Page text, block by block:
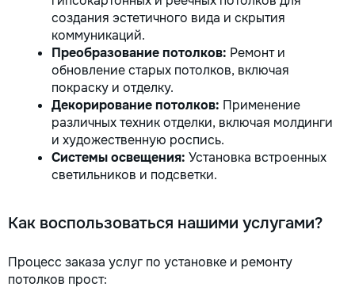
создания эстетичного вида и скрытия
коммуникаций.
Преобразование потолков: Ремонт и
обновление старых потолков, включая
покраску и отделку.
Декорирование потолков: Применение
различных техник отделки, включая молдинги
и художественную роспись.
Системы освещения: Установка встроенных
светильников и подсветки.
Как воспользоваться нашими услугами?
Процесс заказа услуг по установке и ремонту
потолков прост: